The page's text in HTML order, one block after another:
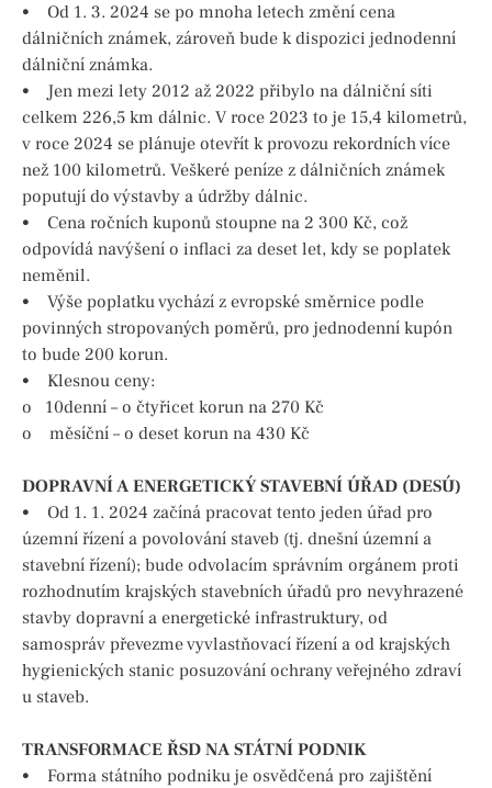
• Od 1. 3. 2024 se po mnoha letech změní cena
dálničních známek, zároveň bude k dispozici jednodenní
dálniční známka.
• Jen mezi lety 2012 až 2022 přibylo na dálniční síti
celkem 226,5 km dálnic. V roce 2023 to je 15,4 kilometrů,
v roce 2024 se plánuje otevřít k provozu rekordních více
než 100 kilometrů. Veškeré peníze z dálničních známek
poputují do výstavby a údržby dálnic.
• Cena ročních kuponů stoupne na 2 300 Kč, což
odpovídá navýšení o inflaci za deset let, kdy se poplatek
neměnil.
• Výše poplatku vychází z evropské směrnice podle
povinných stropovaných poměrů, pro jednodenní kupón
to bude 200 korun.
• Klesnou ceny:
o 10denní – o čtyřicet korun na 270 Kč
o měsíční – o deset korun na 430 Kč
DOPRAVNÍ A ENERGETICKÝ STAVEBNÍ ÚŘAD (DESÚ)
• Od 1. 1. 2024 začíná pracovat tento jeden úřad pro
územní řízení a povolování staveb (tj. dnešní územní a
stavební řízení); bude odvolacím správním orgánem proti
rozhodnutím krajských stavebních úřadů pro nevyhrazené
stavby dopravní a energetické infrastruktury, od
samospráv převezme vyvlastňovací řízení a od krajských
hygienických stanic posuzování ochrany veřejného zdraví
u staveb.
TRANSFORMACE ŘSD NA STÁTNÍ PODNIK
• Forma státního podniku je osvědčená pro zajištění